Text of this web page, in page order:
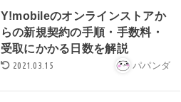
Y!mobileのオンラインストアか
らの新規契約の手順・手数料・
受取にかかる日数を解説
2021.03.15 パパンダ